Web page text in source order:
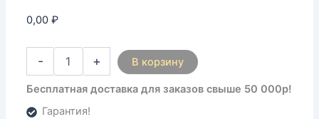
0,00₽
- + В корзину
Бесплатная доставка для заказов свыше 50 000р!
Гарантия!